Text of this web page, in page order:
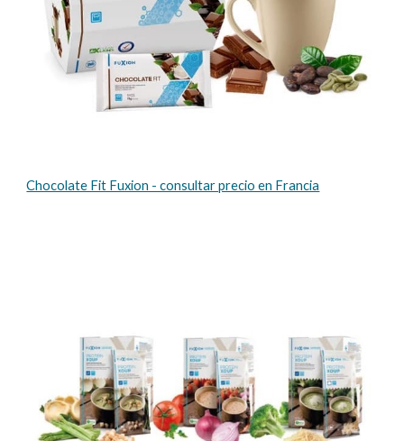
Chocolate Fit Fuxion - consultar precio en Francia